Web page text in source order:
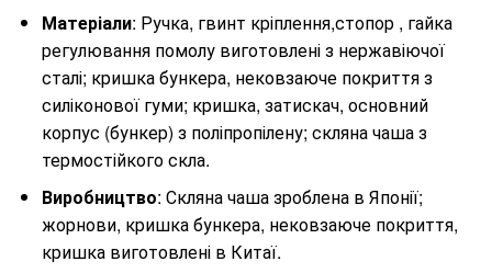
Матеріали: Ручка, гвинт кріплення,стопор , гайка
регулювання помолу виготовлені з нержавіючої
сталі; кришка бункера, нековзаюче покриття з
силіконової гуми; кришка, затискач, основний
корпус (бункер) з поліпропілену; скляна чаша з
термостійкого скла.
Виробництво: Скляна чаша зроблена в Японії;
жорнови, кришка бункера, нековзаюче покриття,
кришка виготовлені в Китаї.